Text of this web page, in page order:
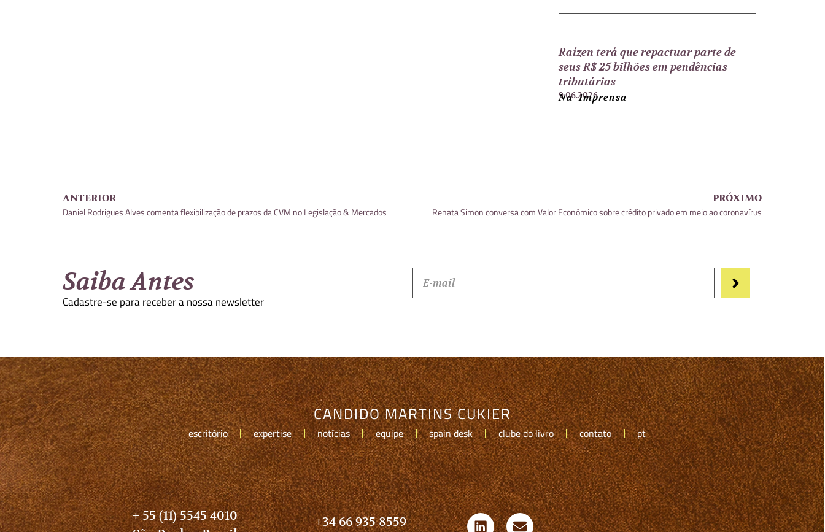
Raízen terá que repactuar parte de
seus R$ 25 bilhões em pendências
tributárias
9.06.2026
Na Imprensa
ANTERIOR
Daniel Rodrigues Alves comenta flexibilização de prazos da CVM no Legislação & Mercados
PRÓXIMO
Renata Simon conversa com Valor Econômico sobre crédito privado em meio ao coronavírus
Saiba Antes
Cadastre-se para receber a nossa newsletter
CANDIDO MARTINS CUKIER
escritório expertise notícias equipe spain desk clube do livro contato pt
+ 55 (11) 5545 4010
+34 66 935 8559